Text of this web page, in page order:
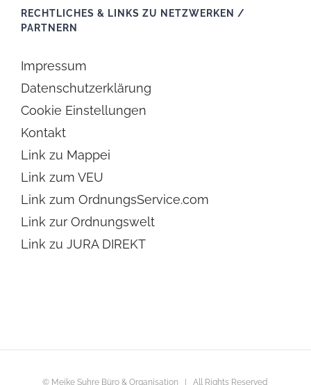
RECHTLICHES & LINKS ZU NETZWERKEN /
PARTNERN
Impressum
Datenschutzerklärung
Cookie Einstellungen
Kontakt
Link zu Mappei
Link zum VEU
Link zum OrdnungsService.com
Link zur Ordnungswelt
Link zu JURA DIREKT
© Meike Suhre Büro & Organisation | All Rights Reserved